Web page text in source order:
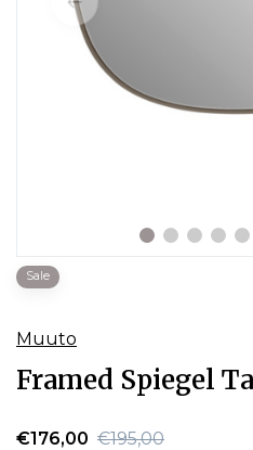
Sale
Muuto
Framed Spiegel
€176,00 €195,00